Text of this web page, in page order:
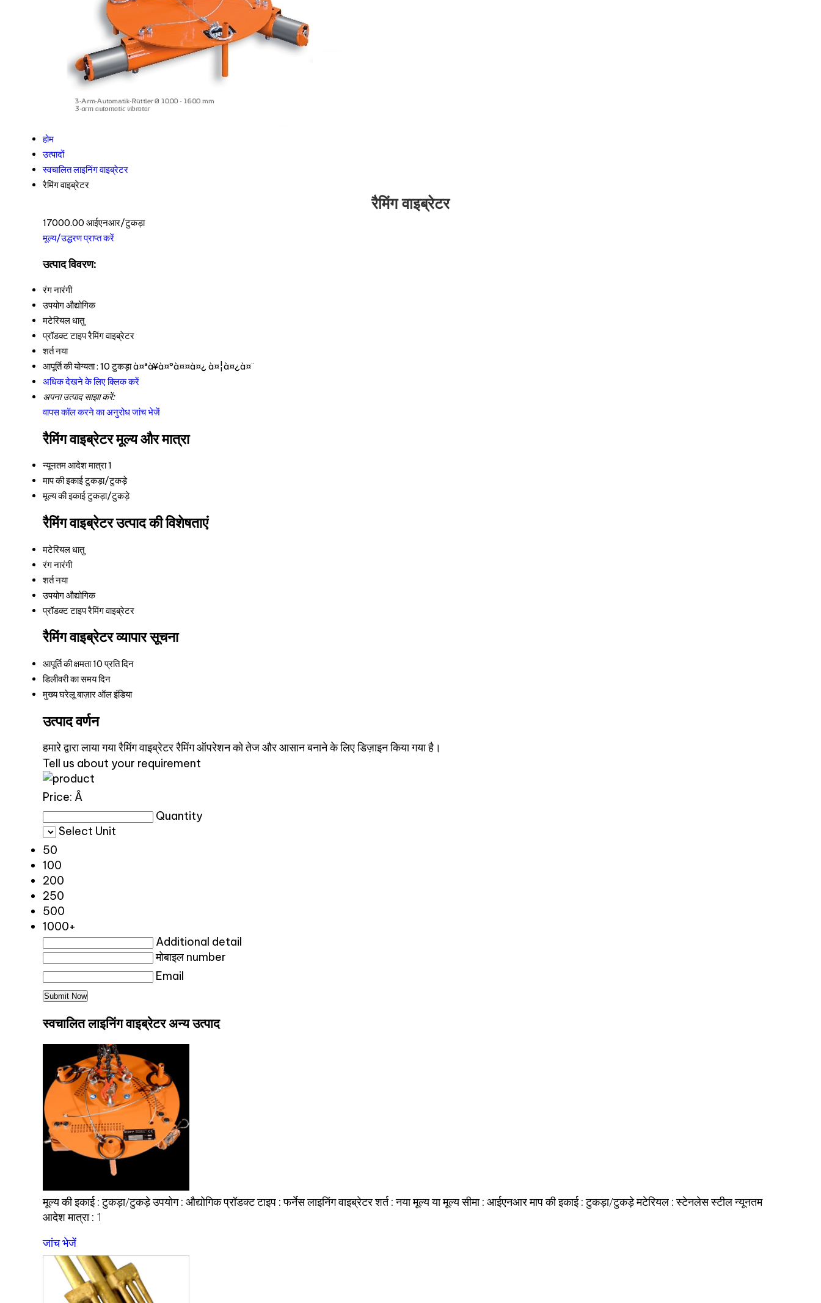
होम
उत्पादों
स्वचालित लाइनिंग वाइब्रेटर
रैमिंग वाइब्रेटर
रैमिंग वाइब्रेटर
17000.00 आईएनआर/टुकड़ा
मूल्य/उद्धरण प्राप्त करें
उत्पाद विवरण:
रंगनारंगी
उपयोगऔद्योगिक
मटेरियलधातु
प्रॉडक्ट टाइपरैमिंग वाइब्रेटर
शर्तनया
आपूर्ति की योग्यता : 10 टुकड़ा à¤ªà¥à¤°à¤¤à¤¿ à¤¦à¤¿à¤¨
अधिक देखने के लिए क्लिक करें
अपना उत्पाद साझा करें:
वापस कॉल करने का अनुरोधजांच भेजें
रैमिंग वाइब्रेटर मूल्य और मात्रा
न्यूनतम आदेश मात्रा1
माप की इकाईटुकड़ा/टुकड़े
मूल्य की इकाईटुकड़ा/टुकड़े
रैमिंग वाइब्रेटर उत्पाद की विशेषताएं
मटेरियलधातु
रंगनारंगी
शर्तनया
उपयोगऔद्योगिक
प्रॉडक्ट टाइपरैमिंग वाइब्रेटर
रैमिंग वाइब्रेटर व्यापार सूचना
आपूर्ति की क्षमता10 प्रति दिन
डिलीवरी का समयदिन
मुख्य घरेलू बाज़ारऑल इंडिया
उत्पाद वर्णन
हमारे द्वारा लाया गया रैमिंग वाइब्रेटर रैमिंग ऑपरेशन को तेज और आसान बनाने के लिए डिज़ाइन किया गया है।
Tell us about your requirement
Price: Â
Quantity
Select Unit
50
100
200
250
500
1000+
Additional detail
मोबाइल number
Email
स्वचालित लाइनिंग वाइब्रेटर अन्य उत्पाद
मूल्य की इकाई :टुकड़ा/टुकड़ेउपयोग : औद्योगिकप्रॉडक्ट टाइप :फर्नेस लाइनिंग वाइब्रेटरशर्त :नयामूल्य या मूल्य सीमा : आईएनआरमाप की इकाई :टुकड़ा/टुकड़ेमटेरियल :स्टेनलेस स्टीलन्यूनतम
आदेश मात्रा : 1
जांच भेजें